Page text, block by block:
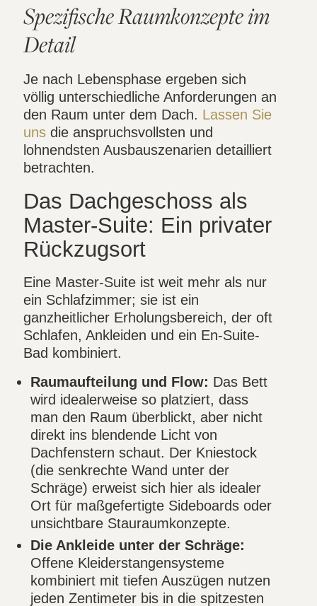
Spezifische Raumkonzepte im
Detail
Je nach Lebensphase ergeben sich
völlig unterschiedliche Anforderungen an
den Raum unter dem Dach. Lassen Sie
uns die anspruchsvollsten und
lohnendsten Ausbauszenarien detailliert
betrachten.
Das Dachgeschoss als
Master-Suite: Ein privater
Rückzugsort
Eine Master-Suite ist weit mehr als nur
ein Schlafzimmer; sie ist ein
ganzheitlicher Erholungsbereich, der oft
Schlafen, Ankleiden und ein En-Suite-
Bad kombiniert.
Raumaufteilung und Flow: Das Bett
wird idealerweise so platziert, dass
man den Raum überblickt, aber nicht
direkt ins blendende Licht von
Dachfenstern schaut. Der Kniestock
(die senkrechte Wand unter der
Schräge) erweist sich hier als idealer
Ort für maßgefertigte Sideboards oder
unsichtbare Stauraumkonzepte.
Die Ankleide unter der Schräge:
Offene Kleiderstangensysteme
kombiniert mit tiefen Auszügen nutzen
jeden Zentimeter bis in die spitzesten